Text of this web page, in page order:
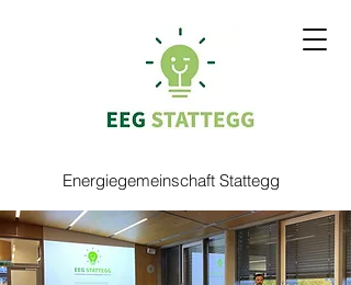
Energiegemeinschaft Stattegg